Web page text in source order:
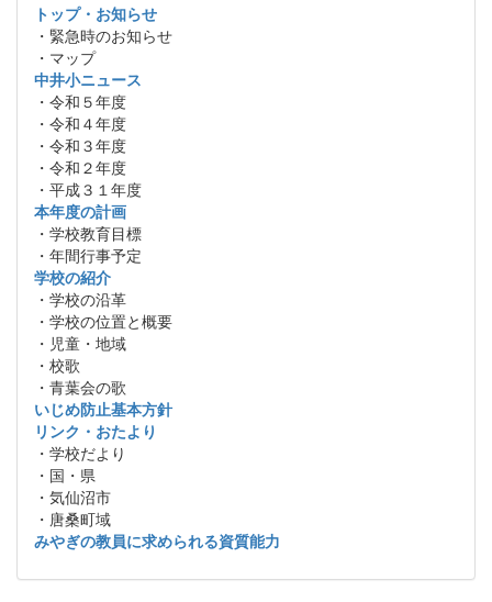
トップ・お知らせ
・緊急時のお知らせ
・マップ
中井小ニュース
・令和５年度
・令和４年度
・令和３年度
・令和２年度
・平成３１年度
本年度の計画
・学校教育目標
・年間行事予定
学校の紹介
・学校の沿革
・学校の位置と概要
・児童・地域
・校歌
・青葉会の歌
いじめ防止基本方針
リンク・おたより
・学校だより
・国・県
・気仙沼市
・唐桑町域
みやぎの教員に求められる資質能力